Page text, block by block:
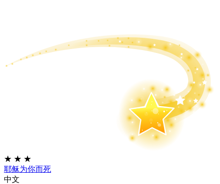
★ ★ ★
耶稣为你而死
中文